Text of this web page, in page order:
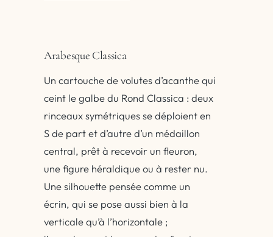
Arabesque Classica
Un cartouche de volutes d’acanthe qui
ceint le galbe du Rond Classica : deux
rinceaux symétriques se déploient en
S de part et d’autre d’un médaillon
central, prêt à recevoir un fleuron,
une figure héraldique ou à rester nu.
Une silhouette pensée comme un
écrin, qui se pose aussi bien à la
verticale qu’à l’horizontale ;